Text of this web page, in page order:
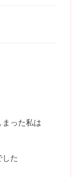
った私は
た